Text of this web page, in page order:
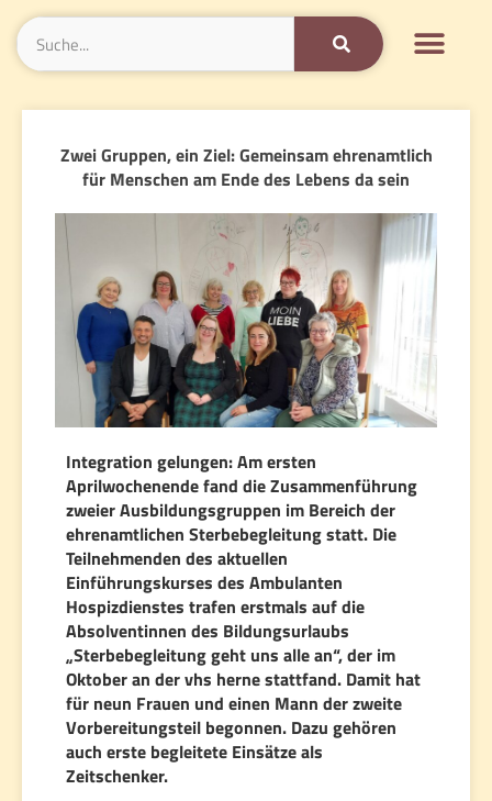
Zwei Gruppen, ein Ziel: Gemeinsam ehrenamtlich
für Menschen am Ende des Lebens da sein
Integration gelungen: Am ersten
Aprilwochenende fand die Zusammenführung
zweier Ausbildungsgruppen im Bereich der
ehrenamtlichen Sterbebegleitung statt. Die
Teilnehmenden des aktuellen
Einführungskurses des Ambulanten
Hospizdienstes trafen erstmals auf die
Absolventinnen des Bildungsurlaubs
„Sterbebegleitung geht uns alle an“, der im
Oktober an der vhs herne stattfand. Damit hat
für neun Frauen und einen Mann der zweite
Vorbereitungsteil begonnen. Dazu gehören
auch erste begleitete Einsätze als
Zeitschenker.